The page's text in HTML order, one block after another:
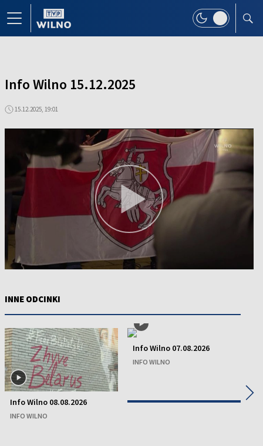
Info Wilno 15.12.2025
15.12.2025, 19:01
INNE ODCINKI
Info Wilno 08.08.2026
INFO WILNO
Info Wilno 07.08.2026
INFO WILNO
▶